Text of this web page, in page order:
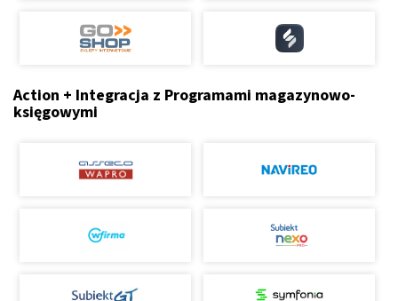
Action + Integracja z Programami magazynowo-
księgowymi